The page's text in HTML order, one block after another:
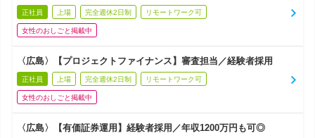
正社員 上場 完全週休2日制 リモートワーク可
女性のおしごと掲載中
〈広島〉【プロジェクトファイナンス】審査担当／経験者採用
正社員 上場 完全週休2日制 リモートワーク可
女性のおしごと掲載中
〈広島〉【有価証券運用】経験者採用／年収1200万円も可◎